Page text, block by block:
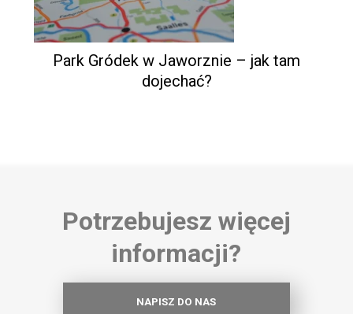
Park Gródek w Jaworznie – jak tam
dojechać?
Potrzebujesz więcej
informacji?
NAPISZ DO NAS